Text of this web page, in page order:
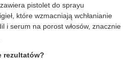
pistolet do sprayu
które wzmacniają wchłanianie
i serum na porost włosów, znacznie
rezultatów?